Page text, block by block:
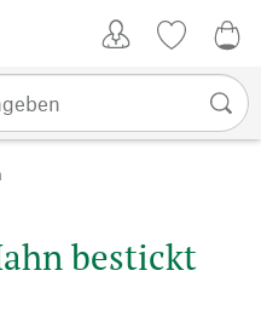
bestickt